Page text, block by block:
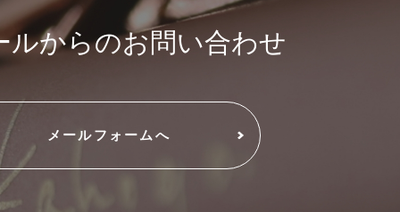
ルからのお問い合わせ
メールフォームへ